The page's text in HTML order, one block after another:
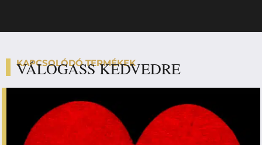
KAPCSOLÓDÓ TERMÉKEK
VÁLOGASS KEDVEDRE